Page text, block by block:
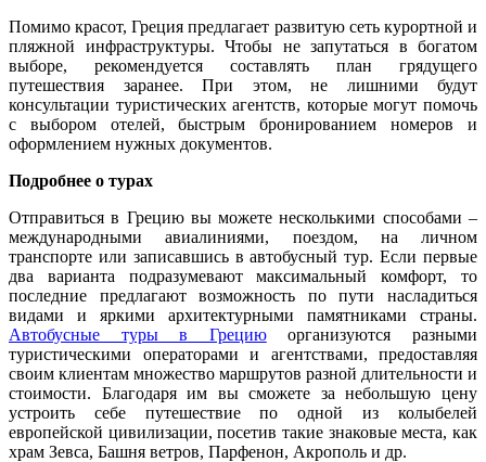
Помимо красот, Греция предлагает развитую сеть курортной и
пляжной инфраструктуры. Чтобы не запутаться в богатом
выборе, рекомендуется составлять план грядущего
путешествия заранее. При этом, не лишними будут
консультации туристических агентств, которые могут помочь
с выбором отелей, быстрым бронированием номеров и
оформлением нужных документов.
Подробнее о турах
Отправиться в Грецию вы можете несколькими способами –
международными авиалиниями, поездом, на личном
транспорте или записавшись в автобусный тур. Если первые
два варианта подразумевают максимальный комфорт, то
последние предлагают возможность по пути насладиться
видами и яркими архитектурными памятниками страны.
Автобусные туры в Грециюорганизуются разными
туристическими операторами и агентствами, предоставляя
своим клиентам множество маршрутов разной длительности и
стоимости. Благодаря им вы сможете за небольшую цену
устроить себе путешествие по одной из колыбелей
европейской цивилизации, посетив такие знаковые места, как
храм Зевса, Башня ветров, Парфенон, Акрополь и др.